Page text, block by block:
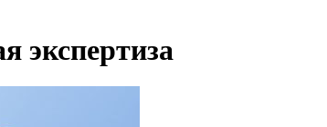
экспертиза